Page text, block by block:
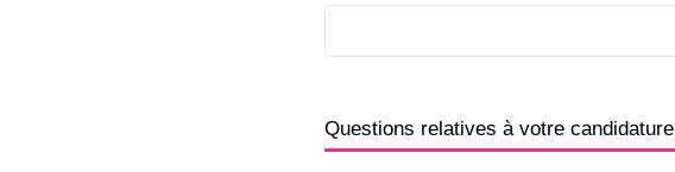
Questions relatives à votre candidature